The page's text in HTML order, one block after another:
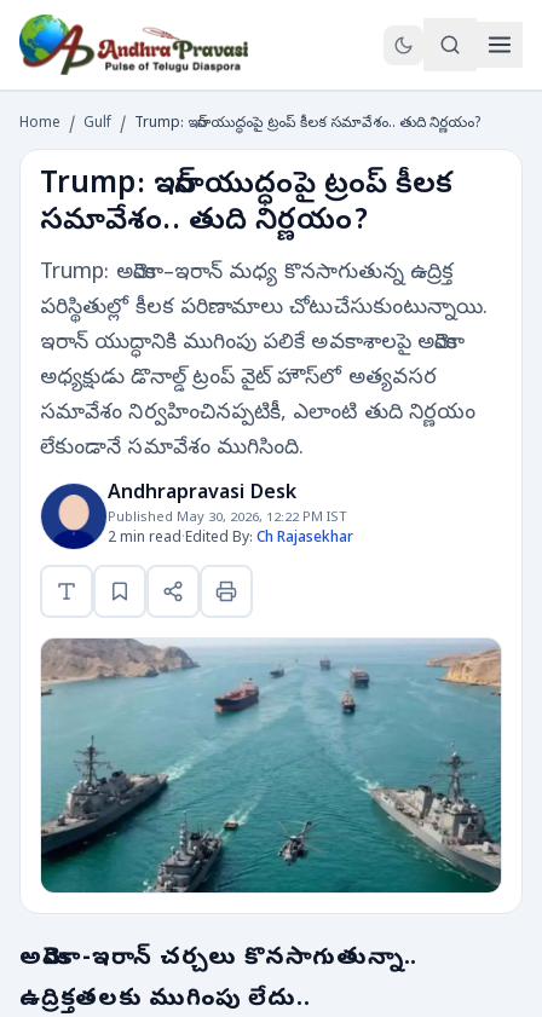
Home / Gulf / Trump: ఇరాన్ యుద్ధంపై ట్రంప్ కీలక సమావేశం.. తుది నిర్ణయం?
Trump: ఇరాన్ యుద్ధంపై ట్రంప్ కీలక
సమావేశం.. తుది నిర్ణయం?
Trump: అమెరికా–ఇరాన్ మధ్య కొనసాగుతున్న ఉద్రిక్త
పరిస్థితుల్లో కీలక పరిణామాలు చోటుచేసుకుంటున్నాయి.
ఇరాన్ యుద్ధానికి ముగింపు పలికే అవకాశాలపై అమెరికా
అధ్యక్షుడు డొనాల్డ్ ట్రంప్ వైట్ హౌస్‌లో అత్యవసర
సమావేశం నిర్వహించినప్పటికీ, ఎలాంటి తుది నిర్ణయం
లేకుండానే సమావేశం ముగిసింది.
Andhrapravasi Desk
Published May 30, 2026, 12:22 PM IST
2 min read·Edited By: Ch Rajasekhar
అమెరికా-ఇరాన్ చర్చలు కొనసాగుతున్నా..
ఉద్రిక్తతలకు ముగింపు లేదు..